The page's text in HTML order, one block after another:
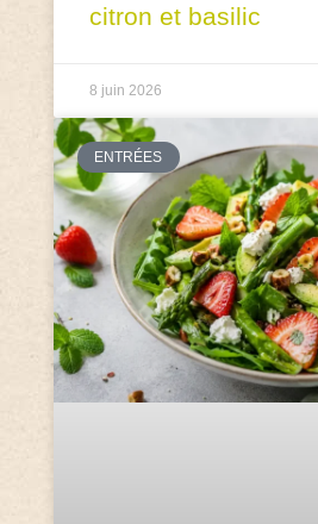
citron et basilic
8 juin 2026
ENTRÉES